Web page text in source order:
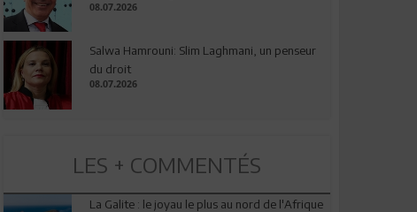
08.07.2026
Salwa Hamrouni: Slim Laghmani, un penseur
du droit
08.07.2026
LES + COMMENTÉS
La Galite : le joyau le plus au nord de l'Afrique